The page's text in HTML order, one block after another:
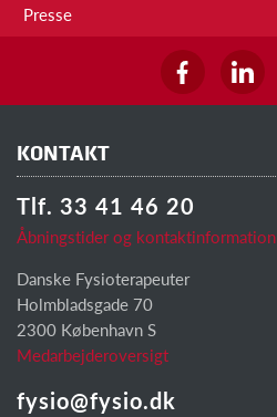
Presse
KONTAKT
Tlf. 33 41 46 20
Åbningstider og kontaktinformation
Danske Fysioterapeuter
Holmbladsgade 70
2300 København S
Medarbejderoversigt
fysio@fysio.dk